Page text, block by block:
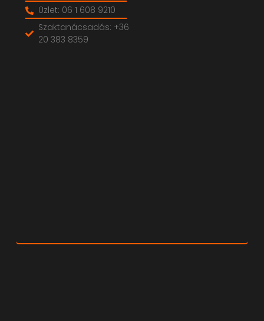
Üzlet: 06 1 608 9210
Szaktanácsadás: +36
20 383 8359